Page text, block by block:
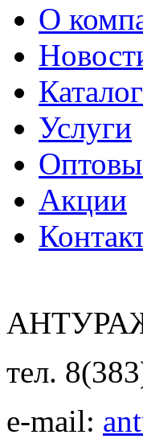
О
Каталог
Услуги
Акции
тел.
e-mail: